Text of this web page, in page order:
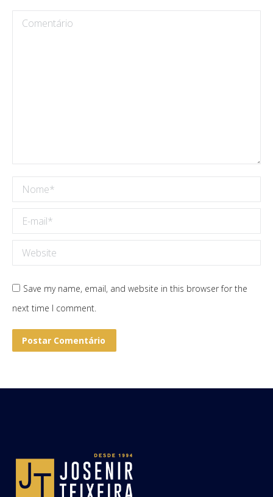
Comentário
Nome *
E-mail *
Website
Save my name, email, and website in this browser for the
next time I comment.
Postar Comentário